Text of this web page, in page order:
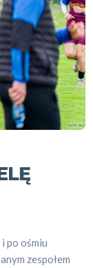
po ośmiu
zespołem